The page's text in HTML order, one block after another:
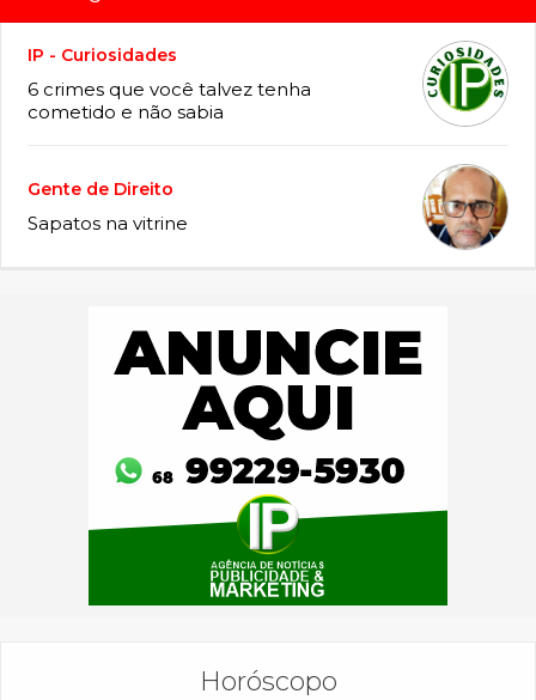
IP - Curiosidades
6 crimes que você talvez tenha
cometido e não sabia
Gente de Direito
Sapatos na vitrine
Horóscopo